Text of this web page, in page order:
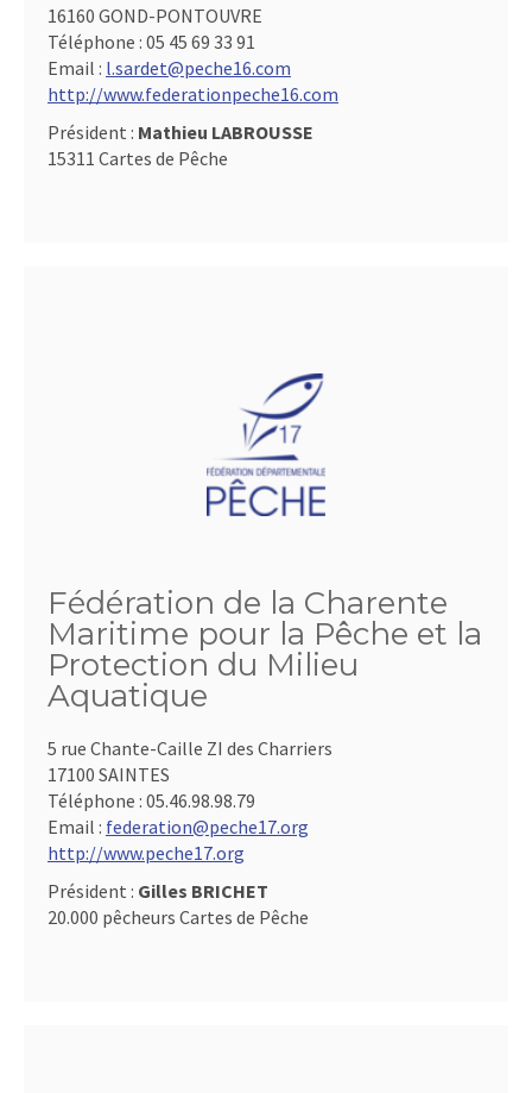
16160 GOND-PONTOUVRE
Téléphone : 05 45 69 33 91
Email : l.sardet@peche16.com
http://www.federationpeche16.com
Président : Mathieu LABROUSSE
15311 Cartes de Pêche
Fédération de la Charente
Maritime pour la Pêche et la
Protection du Milieu
Aquatique
5 rue Chante-Caille ZI des Charriers
17100 SAINTES
Téléphone : 05.46.98.98.79
Email : federation@peche17.org
http://www.peche17.org
Président : Gilles BRICHET
20.000 pêcheurs Cartes de Pêche